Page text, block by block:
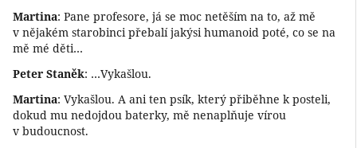
Martina: Pane profesore, já se moc netěším na to, až mě
v nějakém starobinci přebalí jakýsi humanoid poté, co se na
mě mé děti…
Peter Staněk: …Vykašlou.
Martina: Vykašlou. A ani ten psík, který přiběhne k posteli,
dokud mu nedojdou baterky, mě nenaplňuje vírou
v budoucnost.